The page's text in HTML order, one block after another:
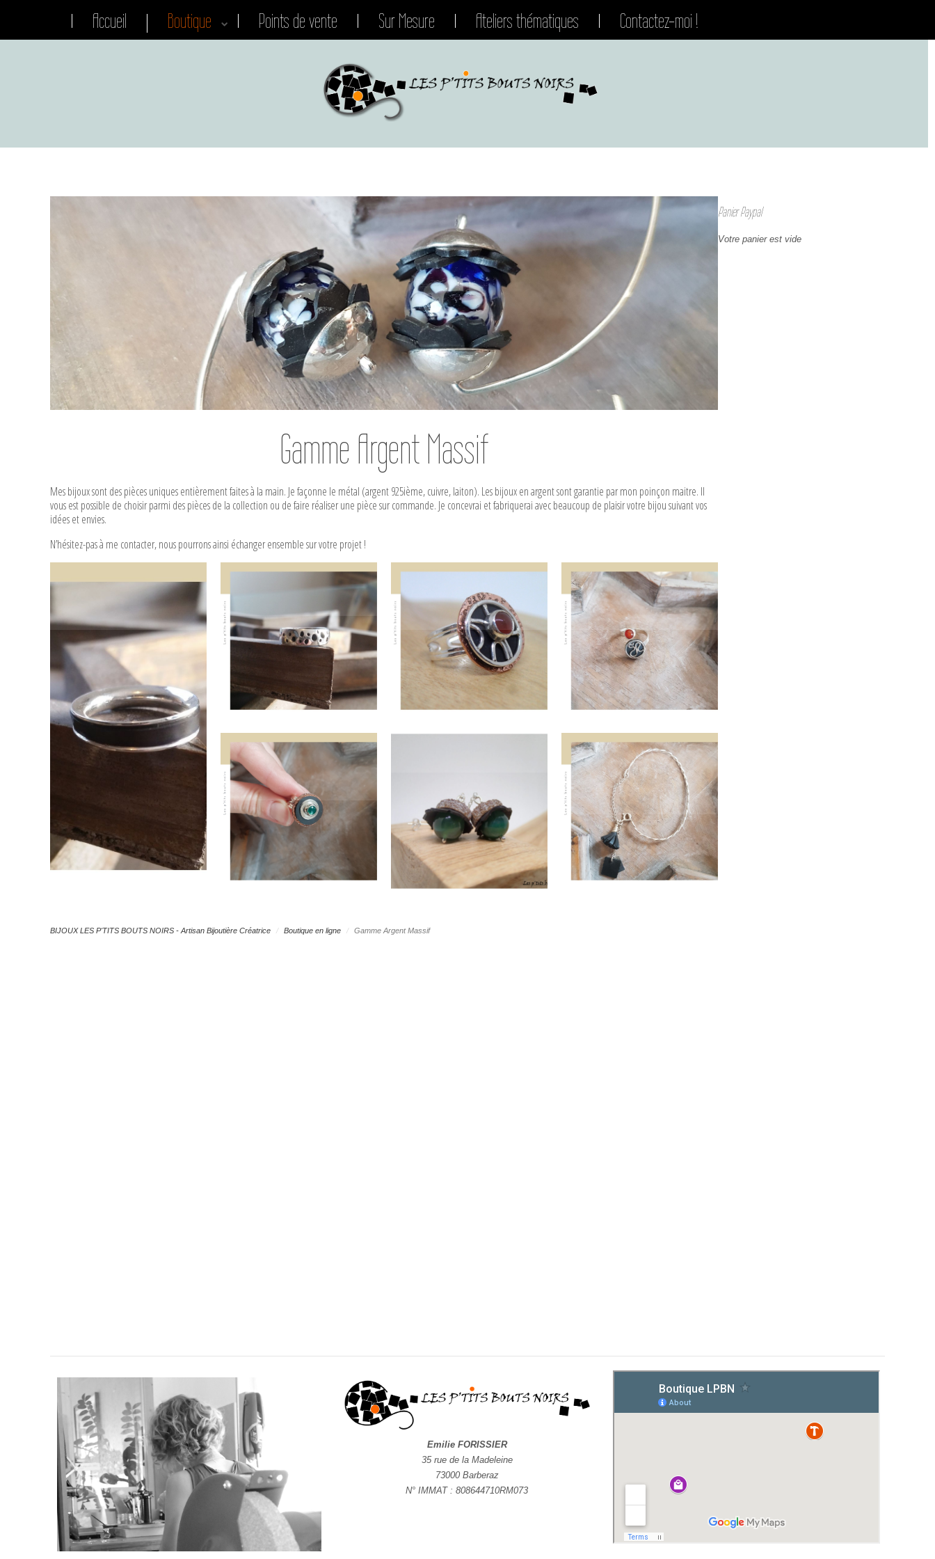
Accueil Boutique Points de vente Sur Mesure Ateliers thématiques Contactez-moi !
Gamme Argent Massif
Mes bijoux sont des pièces uniques entièrement faites à la main. Je façonne le métal (argent 925ième, cuivre, laiton). Les bijoux en argent sont garantie par mon poinçon maitre. Il
vous est possible de choisir parmi des pièces de la collection ou de faire réaliser une pièce sur commande. Je concevrai et fabriquerai avec beaucoup de plaisir votre bijou suivant vos
idées et envies.
N’hésitez-pas à me contacter, nous pourrons ainsi échanger ensemble sur votre projet !
Bague anneau
retroussé en argent
925ème et chambre à
air – 70 €
Bague argent 925ème
anneau perforé et
chambre à air – 70€
Bague argent réglable
arabesque chambre à
air et pierre fine – 75
€
Bague argent 925ème
ajustable arabesque
chambre à air et pierre
fine – 76€
Bague argent 925ème,
cuivre, chambre à air
et pierre fine réglable
– 75€
Ag_BO_eucaly Bracelet demi-jonc
pompon torsadé en
argent 925ème et
pendants en chambre à
air – 60€
BIJOUX LES P'TITS BOUTS NOIRS - Artisan Bijoutière Créatrice Boutique en ligne Gamme Argent Massif
Panier Paypal
Votre panier est vide
Emilie FORISSIER
35 rue de la Madeleine
73000 Barberaz
N° IMMAT : 808644710RM073